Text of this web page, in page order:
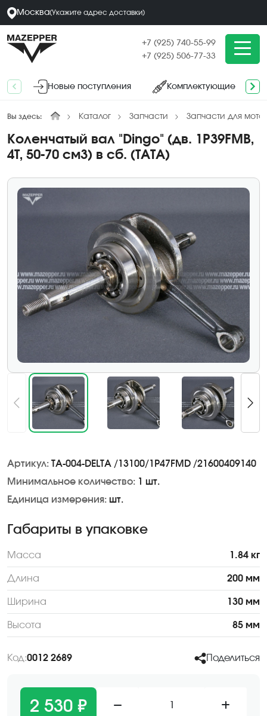
Москва(Укажите адрес доставки)
+7 (925) 740-55-99
+7 (925) 506-77-33
Новые поступления Комплектующие
Вы здесь: Каталог Запчасти Запчасти для
Коленчатый вал "Dingo" (дв. 1P39FMB,
4Т, 50-70 см3) в сб. (ТАТА)
Артикул: TA-004-DELTA /13100/1P47FMD /21600409140
Минимальное количество: 1 шт.
Единица измерения: шт.
Габариты в упаковке
Масса 1.84 кг
Длина 200 мм
Ширина 130 мм
Высота 85 мм
Код:0012 2689 Поделиться
2 530 ₽